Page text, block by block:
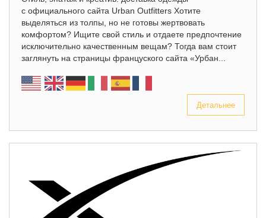
с официального сайта Urban Outfitters Хотите
выделяться из толпы, но не готовы жертвовать
комфортом? Ищите свой стиль и отдаете предпочтение
исключительно качественным вещам? Тогда вам стоит
заглянуть на страницы француского сайта «Урбан...
Детальнее